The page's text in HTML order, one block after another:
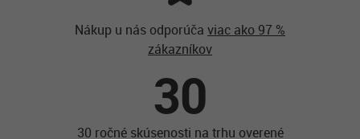
Nákup u nás odporúča viac ako 97 %
zákazníkov
30
30 ročné skúsenosti na trhu overené